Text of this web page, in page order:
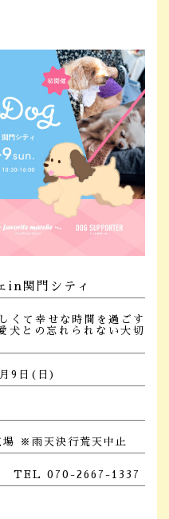
関門シティ
くて幸せな時間を過ごす
犬との忘れられない大切
9日(日)
場 ※雨天決行荒天中止
TEL 070-2667-1337